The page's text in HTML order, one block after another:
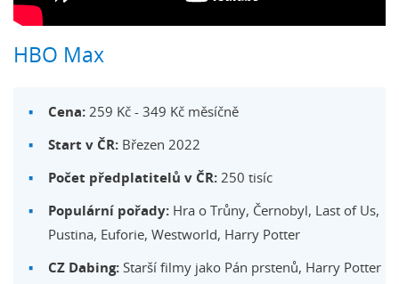
HBO Max
Cena:259 Kč - 349 Kč měsíčně
Start v ČR:Březen 2022
Počet předplatitelů v ČR:250 tisíc
Populární pořady:Hra o Trůny, Černobyl, Last of Us,
Pustina, Euforie, Westworld, Harry Potter
CZ Dabing:Starší filmy jako Pán prstenů, Harry Potter